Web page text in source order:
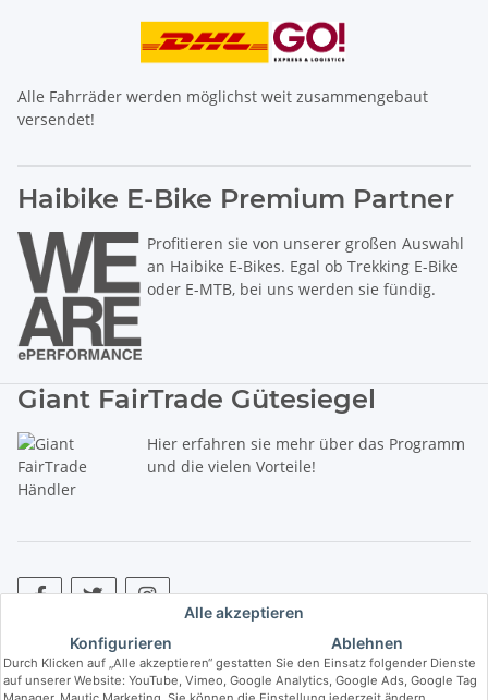
Alle akzeptieren
Konfigurieren
Ablehnen
Durch Klicken auf „Alle akzeptieren“ gestatten Sie den Einsatz folgender Dienste
auf unserer Website: YouTube, Vimeo, Google Analytics, Google Ads, Google Tag
Alle Fahrräder werden möglichst weit zusammengebaut
versendet!
Haibike E-Bike Premium Partner
Profitieren sie von unserer großen Auswahl
an Haibike E-Bikes. Egal ob Trekking E-Bike
oder E-MTB, bei uns werden sie fündig.
Giant FairTrade Gütesiegel
Hier erfahren sie mehr über das Programm
und die vielen Vorteile!
* Alle Preise inkl. gesetzlicher USt., zzgl.
. ** Hierbei handelt es
sich um die unverbindliche Preisempfehlung des Herstellers (kurz UVP).